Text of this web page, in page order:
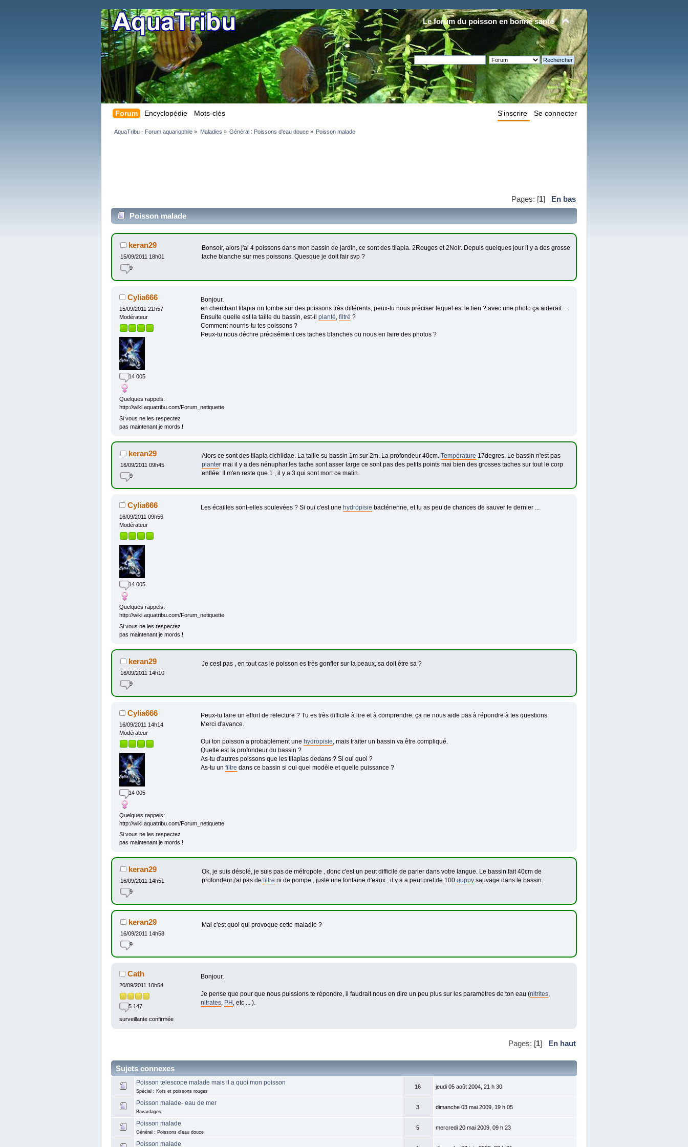
Le forum du poisson en bonne santé
Forum Encyclopédie Mots-clés Se connecter
S'inscrire
AquaTribu - Forum aquariophile » Maladies » Général : Poissons d'eau douce» Poisson malade
Pages: [1] En bas
Poisson malade
keran29
15/09/2011 18h01
9
Bonsoir, alors j'ai 4 poissons dans mon bassin de jardin, ce sont des tilapia. 2Rouges et 2Noir. Depuis quelques jour il y a des grosse
tache blanche sur mes poissons. Quesque je doit fair svp ?
Cylia666
15/09/2011 21h57
Modérateur
14 005
Quelques rappels:
http://wiki.aquatribu.com/Forum_netiquette
Si vous ne les respectez
pas maintenant je mords !
Bonjour.
en cherchant tilapia on tombe sur des poissons très différents, peux-tu nous préciser lequel est le tien ? avec une photo ça aiderait ...
Ensuite quelle est la taille du bassin, est-il planté, filtré ?
Comment nourris-tu tes poissons ?
Peux-tu nous décrire précisément ces taches blanches ou nous en faire des photos ?
keran29
16/09/2011 09h45
9
Alors ce sont des tilapia cichildae. La taille su bassin 1m sur 2m. La profondeur 40cm. Température 17degres. Le bassin n'est pas
planter mai il y a des nénuphar.les tache sont asser large ce sont pas des petits points mai bien des grosses taches sur tout le corp
enflée. Il m'en reste que 1 , il y a 3 qui sont mort ce matin.
Cylia666
16/09/2011 09h56
Modérateur
14 005
Quelques rappels:
http://wiki.aquatribu.com/Forum_netiquette
Si vous ne les respectez
pas maintenant je mords !
Les écailles sont-elles soulevées ? Si oui c'est une hydropisie bactérienne, et tu as peu de chances de sauver le dernier ...
keran29
16/09/2011 14h10
9
Je cest pas , en tout cas le poisson es très gonfler sur la peaux, sa doit être sa ?
Cylia666
16/09/2011 14h14
Modérateur
14 005
Quelques rappels:
http://wiki.aquatribu.com/Forum_netiquette
Si vous ne les respectez
pas maintenant je mords !
Peux-tu faire un effort de relecture ? Tu es très difficile à lire et à comprendre, ça ne nous aide pas à répondre à tes questions.
Merci d'avance.
Oui ton poisson a probablement une hydropisie, mais traiter un bassin va être compliqué.
Quelle est la profondeur du bassin ?
As-tu d'autres poissons que les tilapias dedans ? Si oui quoi ?
As-tu un filtre dans ce bassin si oui quel modèle et quelle puissance ?
keran29
16/09/2011 14h51
9
Ok, je suis désolé, je suis pas de métropole , donc c'est un peut difficile de parler dans votre langue. Le bassin fait 40cm de
profondeur.j'ai pas de filtre ni de pompe , juste une fontaine d'eaux , il y a a peut pret de 100 guppysauvage dans le bassin.
keran29
16/09/2011 14h58
9
Mai c'est quoi qui provoque cette maladie ?
Cath
20/09/2011 10h54
5 147
surveillante confirmée
Bonjour,
Je pense que pour que nous puissions te répondre, il faudrait nous en dire un peu plus sur les paramètres de ton eau (nitrites,
nitrates, PH , etc ... ).
Pages: [1] En haut
Sujets connexes
Poisson telescope malade mais il a quoi mon poisson
Spécial : Koïs et poissons rouges
16 jeudi 05 août 2004, 21 h 30
Poisson malade- eau de mer
Bavardages
3 dimanche 03 mai 2009, 19 h 05
Poisson malade
Général : Poissons d'eau douce
5 mercredi 20 mai 2009, 09 h 23
Poisson malade